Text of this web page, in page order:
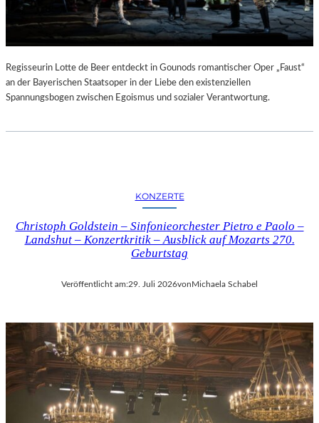
Regisseurin Lotte de Beer entdeckt in Gounods romantischer Oper „Faust“
an der Bayerischen Staatsoper in der Liebe den existenziellen
Spannungsbogen zwischen Egoismus und sozialer Verantwortung.
KONZERTE
Christoph Goldstein – Sinfonieorchester Pietro e Paolo –
Landshut – Konzertkritik – Ausblick auf Mozarts 270.
Geburtstag
Veröffentlicht am:29. Juli 2026vonMichaela Schabel